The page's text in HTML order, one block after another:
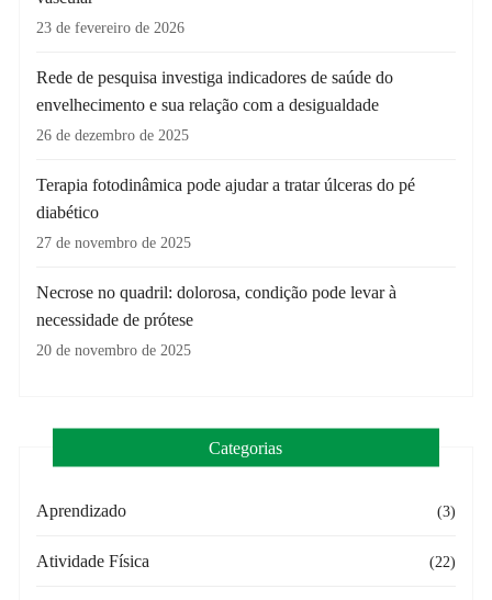
23 de fevereiro de 2026
Rede de pesquisa investiga indicadores de saúde do
envelhecimento e sua relação com a desigualdade
26 de dezembro de 2025
Terapia fotodinâmica pode ajudar a tratar úlceras do pé
diabético
27 de novembro de 2025
Necrose no quadril: dolorosa, condição pode levar à
necessidade de prótese
20 de novembro de 2025
Categorias
Aprendizado (3)
Atividade Física (22)